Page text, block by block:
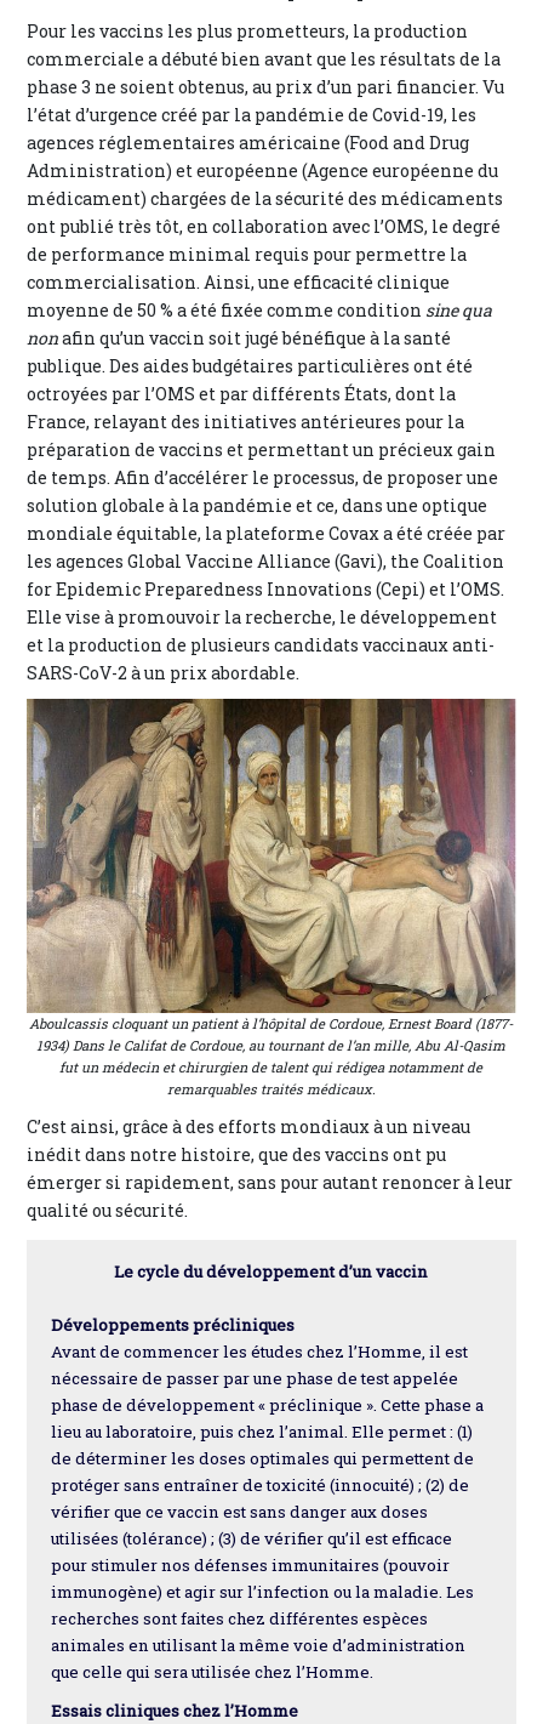
Pour les vaccins les plus prometteurs, la production
commerciale a débuté bien avant que les résultats de la
phase 3 ne soient obtenus, au prix d’un pari financier. Vu
l’état d’urgence créé par la pandémie de Covid-19, les
agences réglementaires américaine (Food and Drug
Administration) et européenne (Agence européenne du
médicament) chargées de la sécurité des médicaments
ont publié très tôt, en collaboration avec l’OMS, le degré
de performance minimal requis pour permettre la
commercialisation. Ainsi, une efficacité clinique
moyenne de 50 % a été fixée comme condition sine qua
nonafin qu’un vaccin soit jugé bénéfique à la santé
publique. Des aides budgétaires particulières ont été
octroyées par l’OMS et par différents États, dont la
France, relayant des initiatives antérieures pour la
préparation de vaccins et permettant un précieux gain
de temps. Afin d’accélérer le processus, de proposer une
solution globale à la pandémie et ce, dans une optique
mondiale équitable, la plateforme Covax a été créée par
les agences Global Vaccine Alliance (Gavi), the Coalition
for Epidemic Preparedness Innovations (Cepi) et l’OMS.
Elle vise à promouvoir la recherche, le développement
et la production de plusieurs candidats vaccinaux anti-
SARS-CoV-2 à un prix abordable.
Aboulcassis cloquant un patient à l’hôpital de Cordoue, Ernest Board (1877-
1934) Dans le Califat de Cordoue, au tournant de l’an mille, Abu Al-Qasim
fut un médecin et chirurgien de talent qui rédigea notamment de
remarquables traités médicaux.
C’est ainsi, grâce à des efforts mondiaux à un niveau
inédit dans notre histoire, que des vaccins ont pu
émerger si rapidement, sans pour autant renoncer à leur
qualité ou sécurité.
Le cycle du développement d’un vaccin
Développements précliniques
Avant de commencer les études chez l’Homme, il est
nécessaire de passer par une phase de test appelée
phase de développement « préclinique ». Cette phase a
lieu au laboratoire, puis chez l’animal. Elle permet : (1)
de déterminer les doses optimales qui permettent de
protéger sans entraîner de toxicité (innocuité) ; (2) de
vérifier que ce vaccin est sans danger aux doses
utilisées (tolérance) ; (3) de vérifier qu’il est efficace
pour stimuler nos défenses immunitaires (pouvoir
immunogène) et agir sur l’infection ou la maladie. Les
recherches sont faites chez différentes espèces
animales en utilisant la même voie d’administration
que celle qui sera utilisée chez l’Homme.
Essais cliniques chez l’Homme